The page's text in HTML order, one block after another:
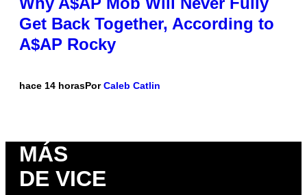
Get Back Together, According to
A$AP Rocky
hace 14 horasPorCaleb Catlin
MÁS
DE VICE